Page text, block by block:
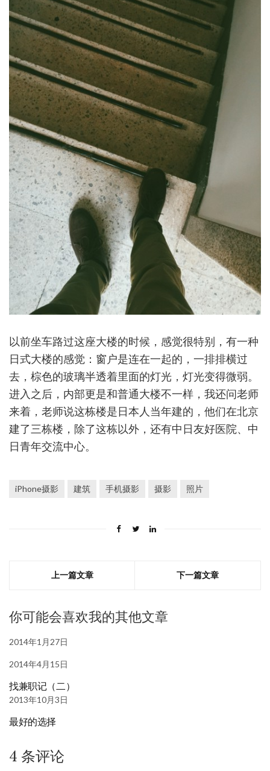
以前坐车路过这座大楼的时候，感觉很特别，有一种
日式大楼的感觉：窗户是连在一起的，一排排横过
去，棕色的玻璃半透着里面的灯光，灯光变得微弱。
进入之后，内部更是和普通大楼不一样，我还问老师
来着，老师说这栋楼是日本人当年建的，他们在北京
建了三栋楼，除了这栋以外，还有中日友好医院、中
日青年交流中心。
iPhone摄影 建筑 手机摄影 摄影 照片
上一篇文章 下一篇文章
你可能会喜欢我的其他文章
2014年1月27日
2014年4月15日
找兼职记（二）
2013年10月3日
最好的选择
4 条评论